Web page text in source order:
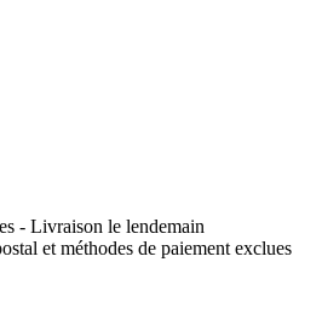
- Livraison le lendemain
et méthodes de paiement exclues